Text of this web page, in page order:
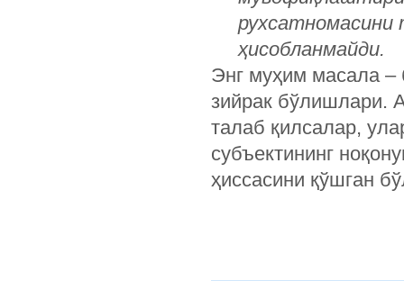
рухсатномасини
ҳисобланмайди.
Энг муҳим масала –
зийрак бўлишлари.
талаб қилсалар,
субъектининг
ҳиссасини қўшган